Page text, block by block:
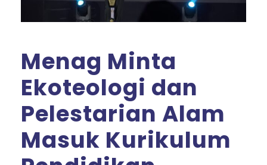
Menag Minta
Ekoteologi dan
Pelestarian Alam
Masuk Kurikulum